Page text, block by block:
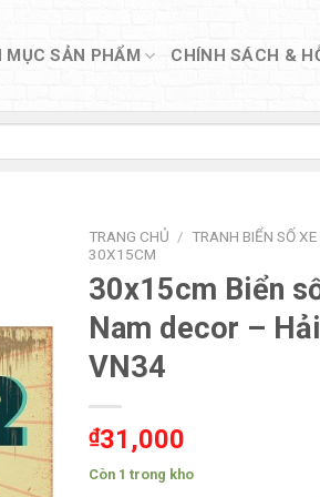
MỤC SẢN PHẨM CHÍNH SÁCH &
TRANG CHỦ / TRANH BIỂN SỐ
30X15CM
30x15cm Biển
Nam decor –
VN34
₫31,000
Còn 1 trong kho